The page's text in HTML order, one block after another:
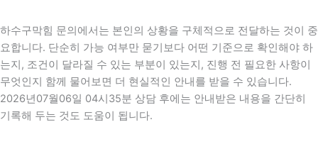
하수구막힘 문의에서는 본인의 상황을 구체적으로 전달하는 것이 중
요합니다. 단순히 가능 여부만 묻기보다 어떤 기준으로 확인해야 하
는지, 조건이 달라질 수 있는 부분이 있는지, 진행 전 필요한 사항이
무엇인지 함께 물어보면 더 현실적인 안내를 받을 수 있습니다.
2026년07월06일 04시35분 상담 후에는 안내받은 내용을 간단히
기록해 두는 것도 도움이 됩니다.